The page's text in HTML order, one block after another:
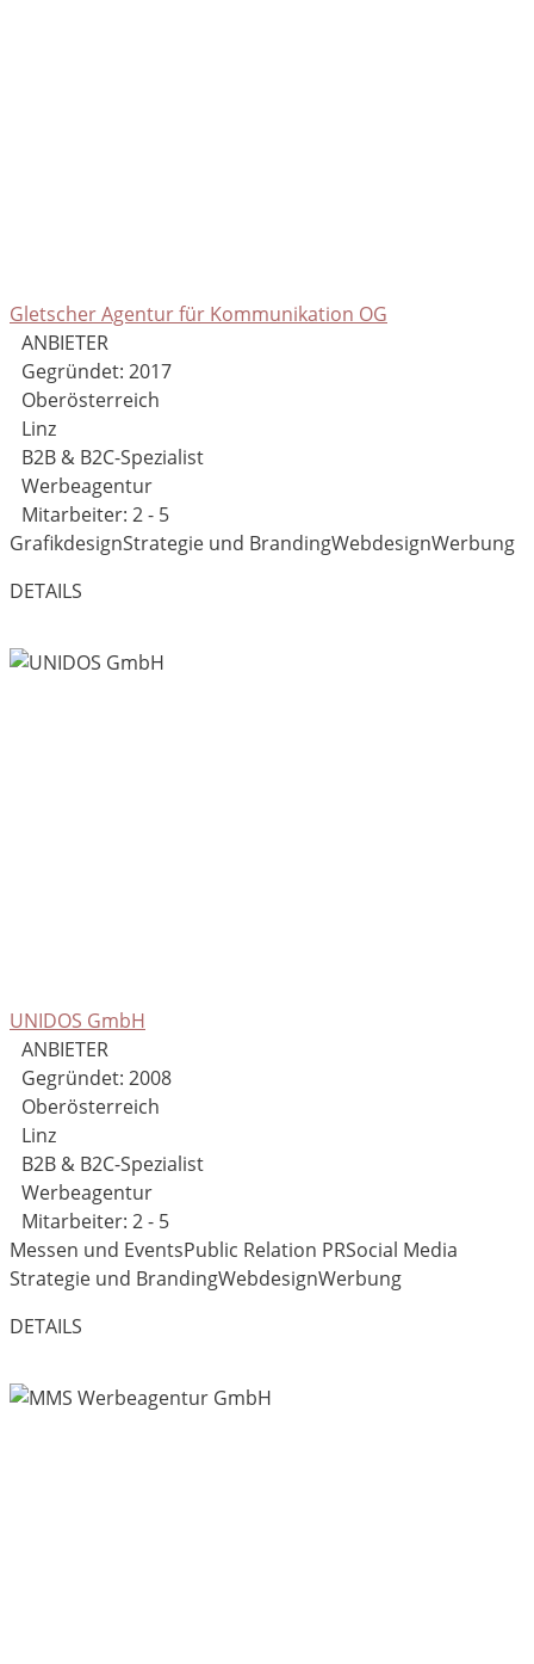
Gletscher Agentur für Kommunikation OG
ANBIETER
Gegründet: 2017
Oberösterreich
Linz
B2B & B2C-Spezialist
Werbeagentur
Mitarbeiter: 2 - 5
GrafikdesignStrategie und BrandingWebdesignWerbung
DETAILS
UNIDOS GmbH
ANBIETER
Gegründet: 2008
Oberösterreich
Linz
B2B & B2C-Spezialist
Werbeagentur
Mitarbeiter: 2 - 5
Messen und EventsPublic Relation PRSocial Media
Strategie und BrandingWebdesignWerbung
DETAILS